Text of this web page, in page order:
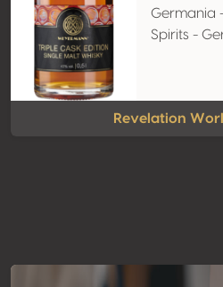
Germania
Spirits -
Revelation